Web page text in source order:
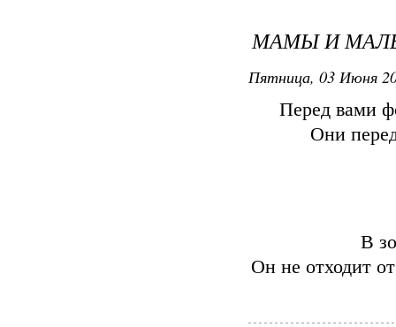
МАМЫ И
Пятница, 03 Июня
Перед вами
Они
В
Он не отходит